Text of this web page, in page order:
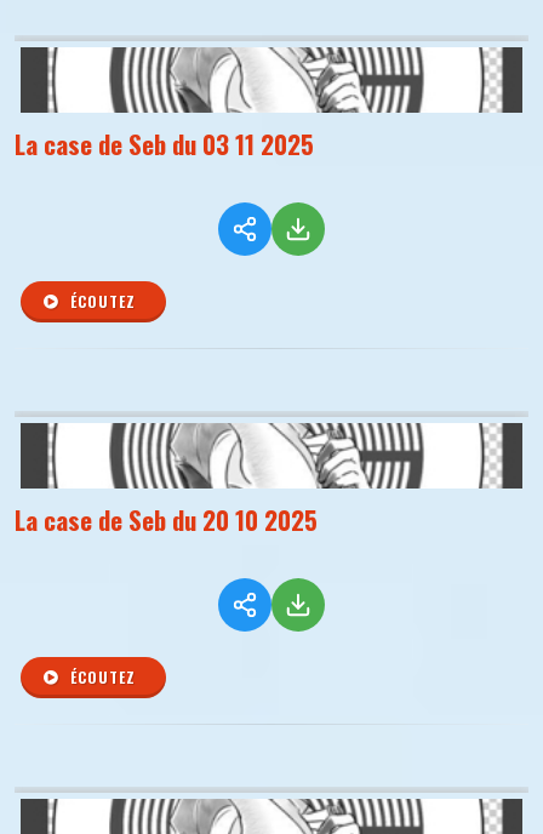
La case de Seb du 03 11 2025
ÉCOUTEZ
La case de Seb du 20 10 2025
ÉCOUTEZ